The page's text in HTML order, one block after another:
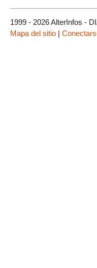
1999 - 2026 AlterInfos -
Mapa del sitio |